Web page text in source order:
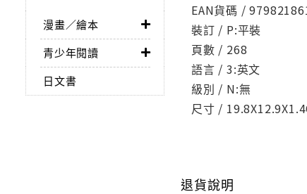
漫畫／繪本
青少年閱讀
日文書
EAN貨碼 /
裝訂 / P:平裝
頁數 / 268
語言 / 3:英文
級別 / N:無
尺寸 /
退貨說明